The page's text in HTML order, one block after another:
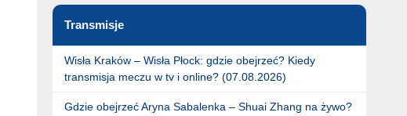
Transmisje
Wisła Kraków – Wisła Płock: gdzie obejrzeć? Kiedy
transmisja meczu w tv i online? (07.08.2026)
Gdzie obejrzeć Aryna Sabalenka – Shuai Zhang na żywo?